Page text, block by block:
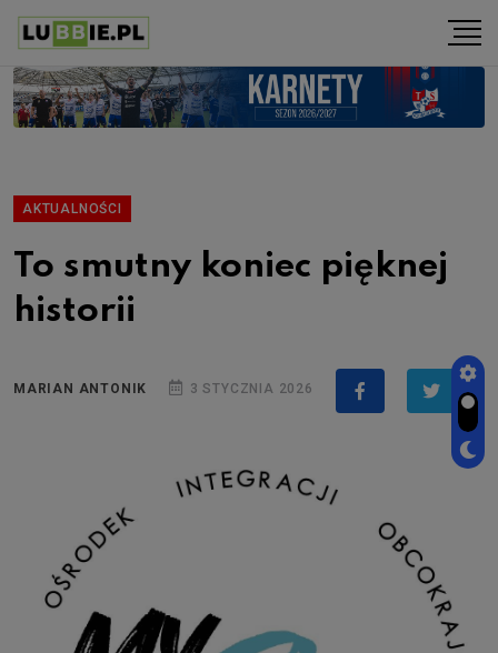
AKTUALNOŚCI
To smutny koniec pięknej
historii
MARIAN ANTONIK 3 STYCZNIA 2026